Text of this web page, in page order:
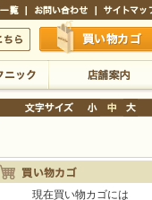
買い物かご
店舗案内
現在買い物カゴには